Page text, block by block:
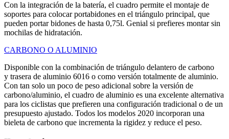
Con la integración de la batería, el cuadro permite el montaje de
soportes para colocar portabidones en el triángulo principal, que
pueden portar bidones de hasta 0,75l. Genial si prefieres montar sin
mochilas de hidratación.
CARBONO O ALUMINIO
Disponible con la combinación de triángulo delantero de carbono
y trasera de aluminio 6016 o como versión totalmente de aluminio.
Con tan solo un poco de peso adicional sobre la versión de
carbono/aluminio, el cuadro de aluminio es una excelente alternativa
para los ciclistas que prefieren una configuración tradicional o de un
presupuesto ajustado. Todos los modelos 2020 incorporan una
bieleta de carbono que incrementa la rigidez y reduce el peso.